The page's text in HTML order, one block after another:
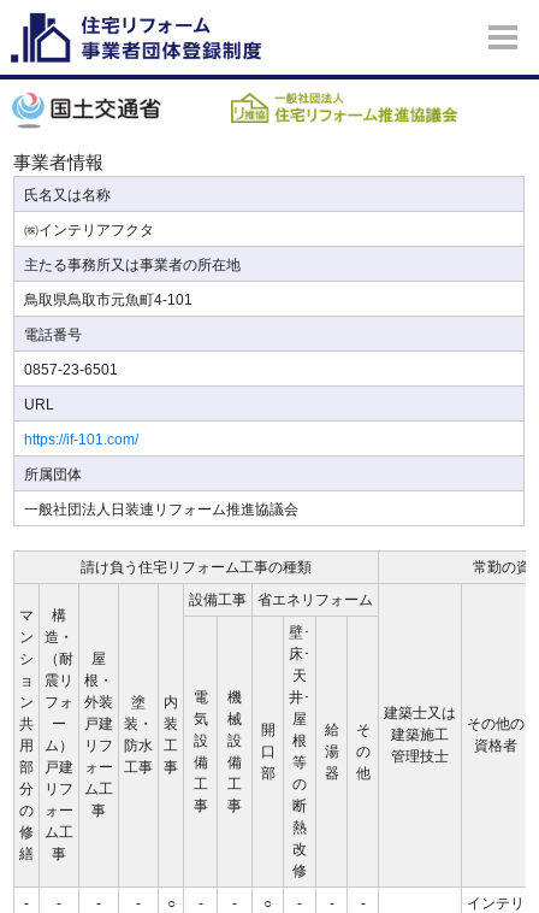
事業者情報
氏名又は名称
㈱インテリアフクタ
主たる事務所又は事業者の所在地
鳥取県鳥取市元魚町4-101
電話番号
0857-23-6501
URL
https://if-101.com/
所属団体
一般社団法人日装連リフォーム推進協議会
請け負う住宅リフォーム工事の種類 常勤の資
マ
ン
シ
ョ
ン
共
用
部
分
の
修
繕
構
造・
（耐
震リ
フォ
ー
ム）
戸建
リフ
ォー
ム工
事
屋
根・
外装
戸建
リフ
ォー
ム工
事
塗
装・
防水
工事
内
装
工
事
設備工事 省エネリフォーム
建築士又は
建築施工
管理技士
その他の
資格者
電
気
設
備
工
事
機
械
設
備
工
事
開
口
部
壁･
床･
天
井･
屋
根
等
の
断
熱
改
修
給
湯
器
そ
の
他
- - - - ○ - - ○ - - -
インテリ